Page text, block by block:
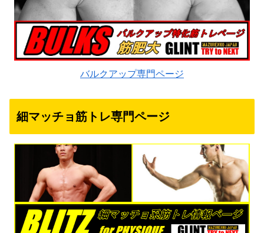
バルクアップ専門ページ
細マッチョ筋トレ専門ページ